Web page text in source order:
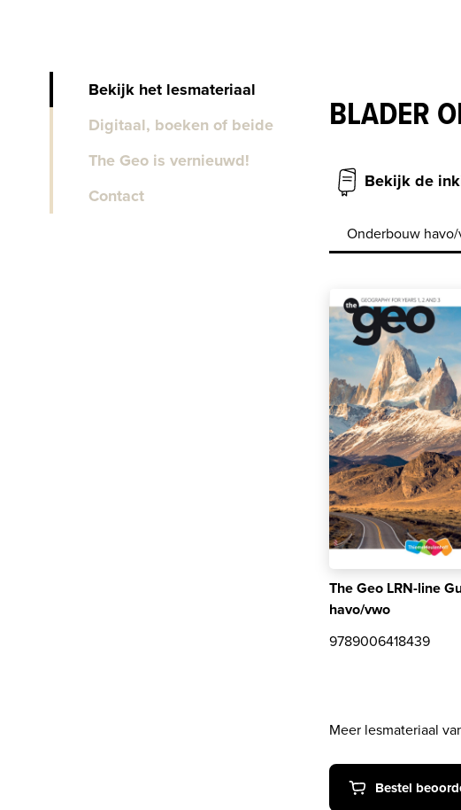
Bekijk het lesmateriaal
Digitaal, boeken of beide
The Geo is vernieuwd!
Contact
BLADER
Bekijk de
Onderbouw
The Geo LRN-line
havo/vwo
9789006418439
Meer lesmateriaal
Bestel